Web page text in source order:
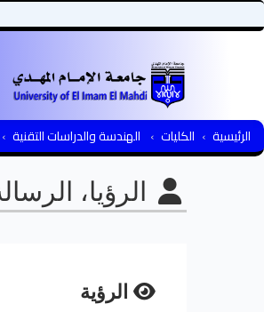
الرئيسية الكليات الهندسة والدراسات التقنية
الرؤيا،
الرؤية